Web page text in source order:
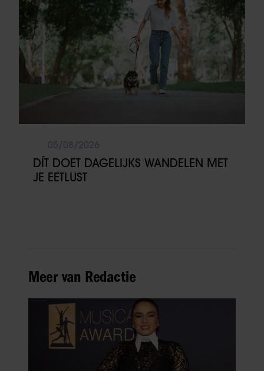
DÍT DOET DAGELIJKS WANDELEN MET
JE EETLUST
Meer van Redactie